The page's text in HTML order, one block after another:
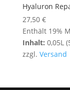
Hyaluron
27,50 €
Enthält 19%
Inhalt: 0,05L (
zzgl. Versand